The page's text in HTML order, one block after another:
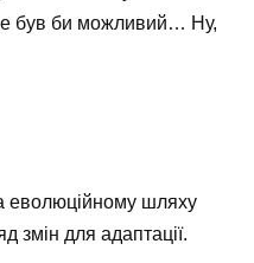
був би можливий… Ну,
еволюційному шляху
змін для адаптації.